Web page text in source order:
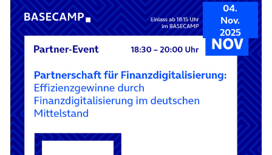
04.
Nov.
2025